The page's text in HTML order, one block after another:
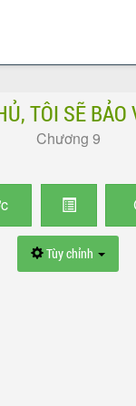
TÔI SẼ BẢO
Chương 9
Tùy chỉnh